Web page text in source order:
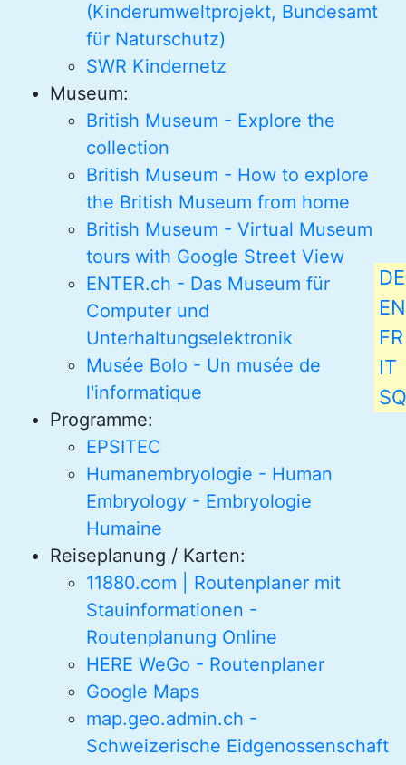
DE
EN
FR
IT
SQ
(Kinderumweltprojekt, Bundesamt
für Naturschutz)
SWR Kindernetz
Museum:
British Museum - Explore the
collection
British Museum - How to explore
the British Museum from home
British Museum - Virtual Museum
tours with Google Street View
ENTER.ch - Das Museum für
Computer und
Unterhaltungselektronik
Musée Bolo - Un musée de
l'informatique
Programme:
EPSITEC
Humanembryologie - Human
Embryology - Embryologie
Humaine
Reiseplanung / Karten:
11880.com | Routenplaner mit
Stauinformationen -
Routenplanung Online
HERE WeGo - Routenplaner
Google Maps
map.geo.admin.ch -
Schweizerische Eidgenossenschaft